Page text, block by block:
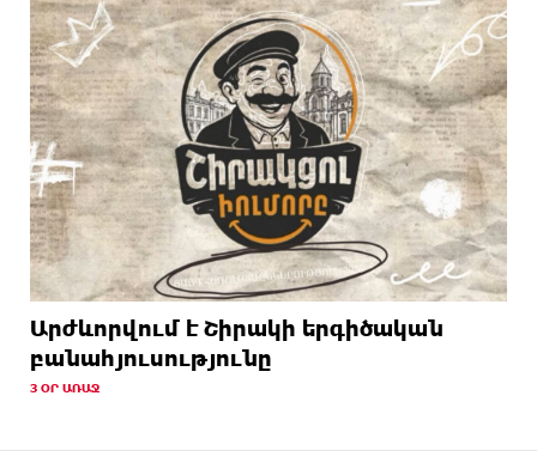
Արժևորվում է Շիրակի երգիծական
բանահյուսությունը
3 ՕՐ ԱՌԱՋ